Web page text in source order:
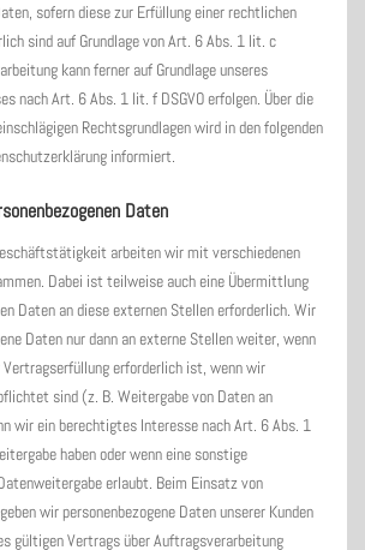
sofern diese zur Erfüllung einer rechtlichen
sind auf Grundlage von Art. 6 Abs. 1 lit. c
kann ferner auf Grundlage unseres
nach Art. 6 Abs. 1 lit. f DSGVO erfolgen. Über die
Rechtsgrundlagen wird in den folgenden
informiert.
Daten
arbeiten wir mit verschiedenen
Dabei ist teilweise auch eine Übermittlung
Daten an diese externen Stellen erforderlich. Wir
Daten nur dann an externe Stellen weiter, wenn
Vertragserfüllung erforderlich ist, wenn wir
sind (z. B. Weitergabe von Daten an
wir ein berechtigtes Interesse nach Art. 6 Abs. 1
haben oder wenn eine sonstige
erlaubt. Beim Einsatz von
wir personenbezogene Daten unserer Kunden
gültigen Vertrags über Auftragsverarbeitung